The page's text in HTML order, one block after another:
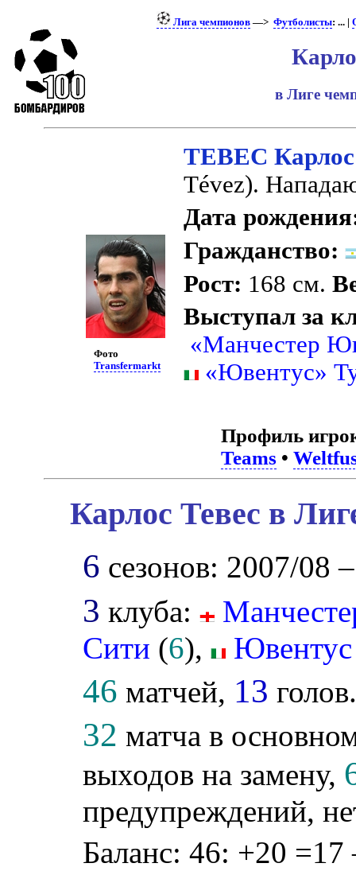
Лига чемпионов —>Футболисты: ... |
в Лиге
Фото
Transfermarkt
ТЕВЕС Карлос
Tévez).
Дата
Гражданство:
Рост: 168 см.
Выступал за
«Манчестер
«Ювентус»
Профиль
Teams •
Карлос Тевес в
6 сезонов: 2007/08
3 клуба:
Сити (6), Ювентус
46 матчей, 13
32 матча в
выходов на замену,
предупреждений,
Баланс: 46: +20 =17